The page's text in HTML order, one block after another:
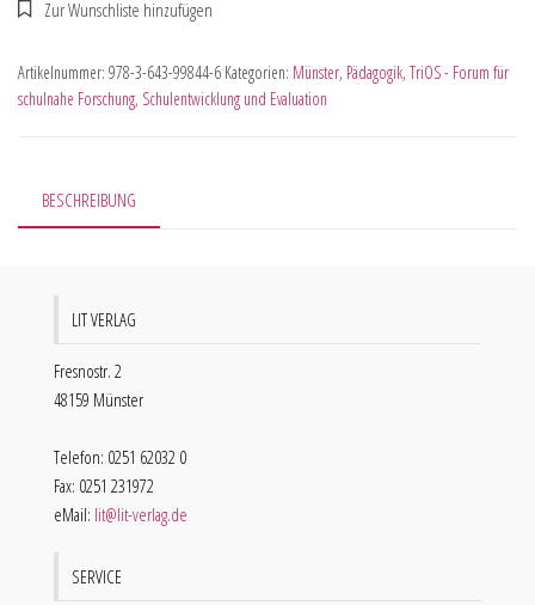
Artikelnummer: 978-3-643-99844-6 Kategorien: Münster, Pädagogik, TriOS - Forum für
schulnahe Forschung, Schulentwicklung und Evaluation
BESCHREIBUNG
LIT VERLAG
Fresnostr. 2
48159 Münster
Telefon: 0251 62032 0
Fax: 0251 231972
eMail: lit@lit-verlag.de
SERVICE